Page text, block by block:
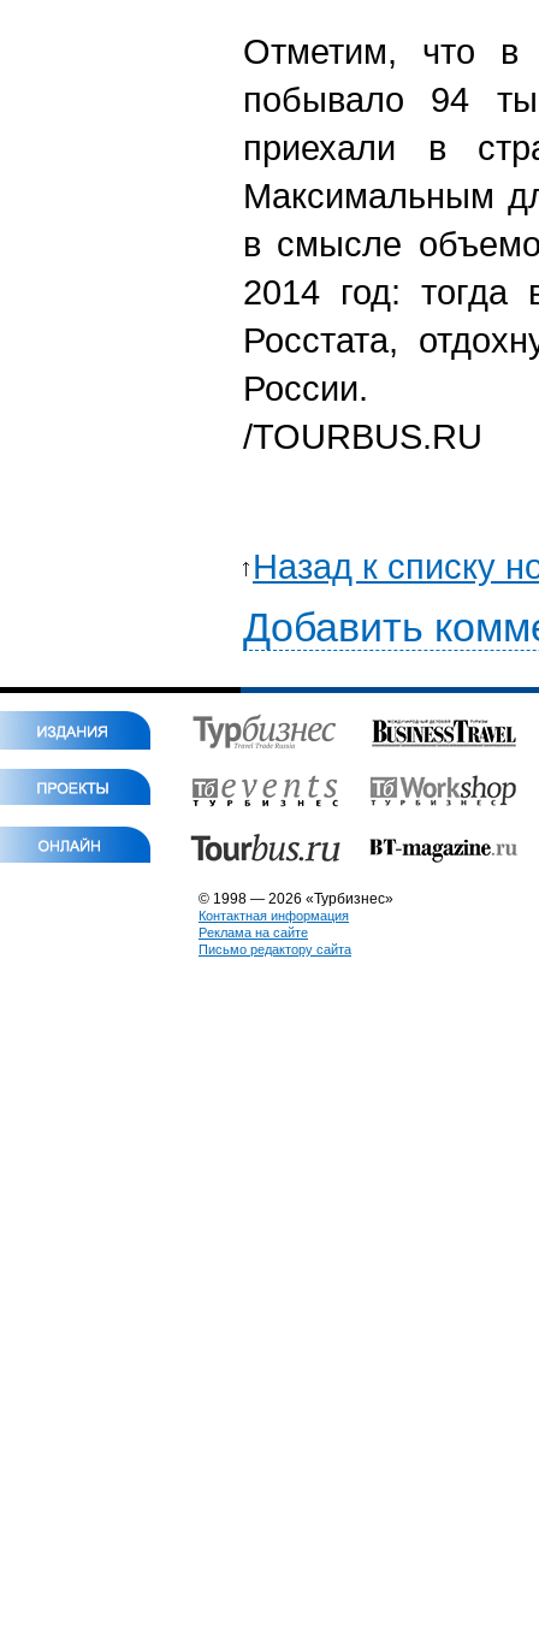
Отметим, что в
побывало 94
приехали в
Максимальным
в смысле
2014 год:
Росстата,
России.
/TOURBUS.RU
Назад к списку
Добавить
© 1998 — 2026 «Турбизнес»
Контактная информация
Реклама на сайте
Письмо редактору сайта